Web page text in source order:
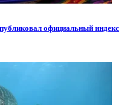
официальный индекс